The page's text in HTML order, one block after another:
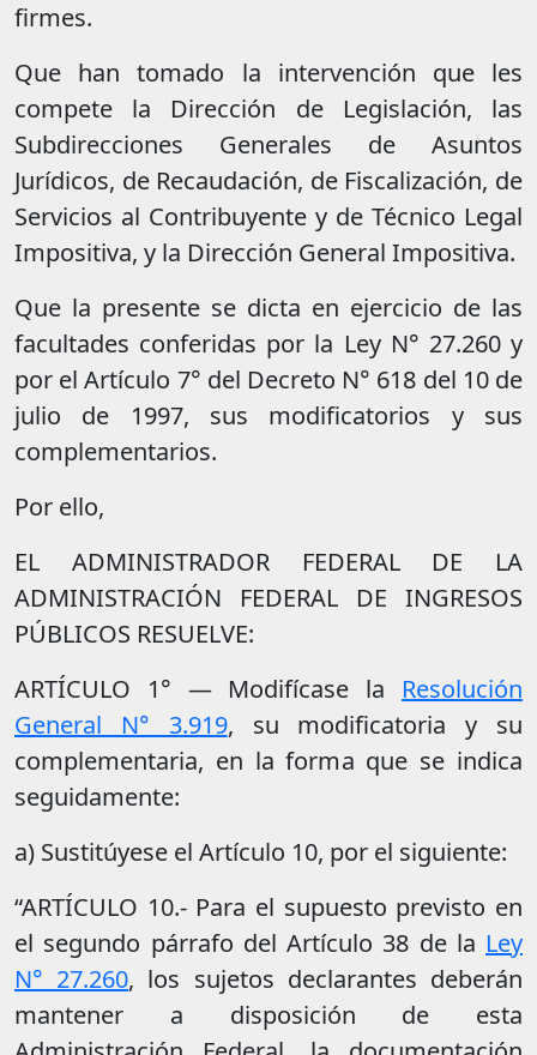
firmes.
Que han tomado la intervención que les
compete la Dirección de Legislación, las
Subdirecciones Generales de Asuntos
Jurídicos, de Recaudación, de Fiscalización, de
Servicios al Contribuyente y de Técnico Legal
Impositiva, y la Dirección General Impositiva.
Que la presente se dicta en ejercicio de las
facultades conferidas por la Ley N° 27.260 y
por el Artículo 7° del Decreto N° 618 del 10 de
julio de 1997, sus modificatorios y sus
complementarios.
Por ello,
EL ADMINISTRADOR FEDERAL DE LA
ADMINISTRACIÓN FEDERAL DE INGRESOS
PÚBLICOS RESUELVE:
ARTÍCULO 1° — Modifícase la Resolución
General N° 3.919, su modificatoria y su
complementaria, en la forma que se indica
seguidamente:
a) Sustitúyese el Artículo 10, por el siguiente:
“ARTÍCULO 10.- Para el supuesto previsto en
el segundo párrafo del Artículo 38 de la Ley
N° 27.260, los sujetos declarantes deberán
mantener a disposición de esta